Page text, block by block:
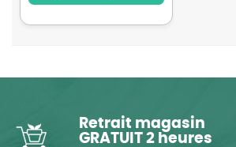
Retrait magasin
GRATUIT 2 heures